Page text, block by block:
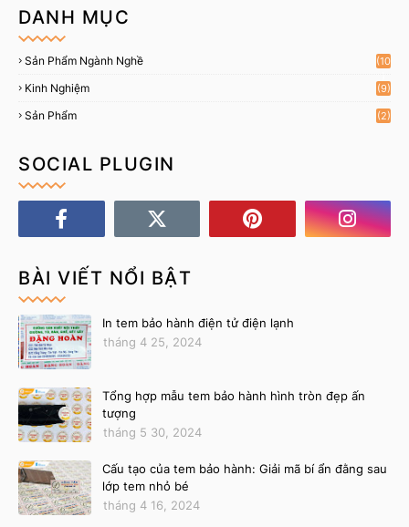
DANH MỤC
Sản Phẩm Ngành Nghề
(10
Kinh Nghiệm (9)
Sản Phẩm (2)
SOCIAL PLUGIN
BÀI VIẾT NỔI BẬT
In tem bảo hành điện tử điện lạnh
tháng 4 25, 2024
Tổng hợp mẫu tem bảo hành hình tròn đẹp ấn
tượng
tháng 5 30, 2024
Cấu tạo của tem bảo hành: Giải mã bí ẩn đằng sau
lớp tem nhỏ bé
tháng 4 16, 2024